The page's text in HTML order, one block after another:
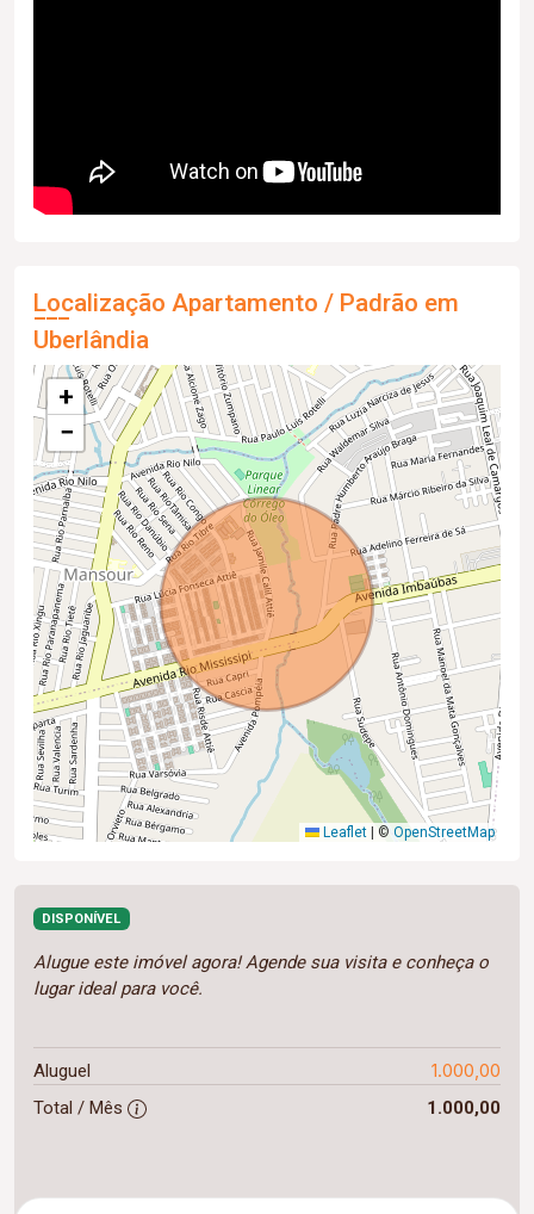
Localização Apartamento / Padrão em
Uberlândia
+
−
Leaflet | © OpenStreetMap
DISPONÍVEL
Alugue este imóvel agora! Agende sua visita e conheça o
lugar ideal para você.
Aluguel 1.000,00
Total / Mês 1.000,00